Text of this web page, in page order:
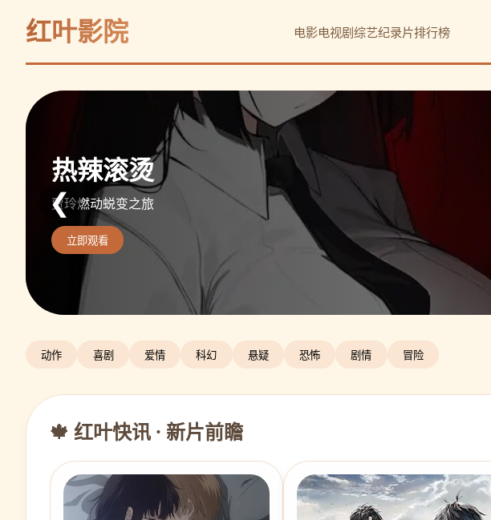
红叶影院 电影电视剧综艺纪录片排行榜
阿凡达：水之道
重返潘多拉海洋史诗
立即观看
热辣滚烫
贾玲燃动蜕变之旅
立即观看
沙丘2
天选之子复仇史诗
立即观看
❮
动作 喜剧 爱情 科幻 悬疑 恐怖 剧情 冒险
🍁 红叶快讯 · 新片前瞻